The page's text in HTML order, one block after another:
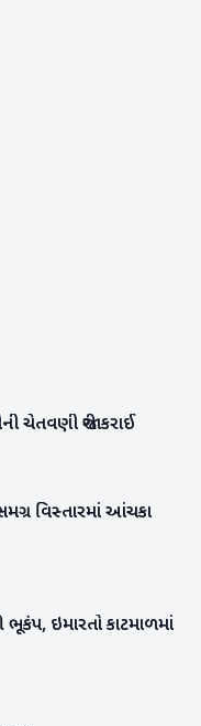
ચેતવણી જારી કરાઈ
સમગ્ર વિસ્તારમાં આંચકા
ભૂકંપ, ઇમારતો કાટમાળમાં